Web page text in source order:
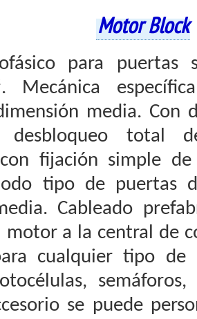
Motor Block
para puertas
Mecánica
media. Con
desbloqueo total
fijación simple
tipo de puertas
Cableado
motor a la central de
cualquier tipo de
se puede